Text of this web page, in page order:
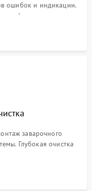
ошибок и индикации.
кофемолки на слух.
воды для выявления
заварочного
Глубокая очистка
жмыха и накипи.
с использованием